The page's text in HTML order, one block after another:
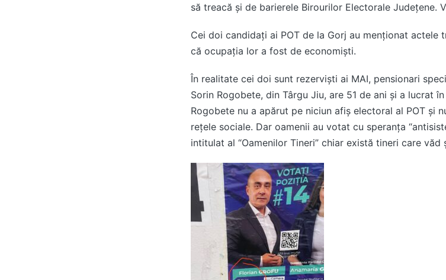
să treacă și de barierele Birourilor Electorale Județene.
Cei doi candidați ai POT de la Gorj au menționat actele
că ocupația lor a fost de economiști.
În realitate cei doi sunt rezerviști ai MAI, pensionari
Sorin Rogobete, din Târgu Jiu, are 51 de ani și a lucrat
Rogobete nu a apărut pe niciun afiș electoral al POT și
rețele sociale. Dar oamenii au votat cu speranța
intitulat al “Oamenilor Tineri” chiar există tineri care văd